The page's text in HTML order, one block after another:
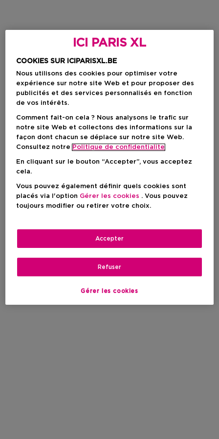
ICI PARIS XL
COOKIES SUR ICIPARISXL.BE
Nous utilisons des cookies pour optimiser votre
expérience sur notre site Web et pour proposer des
publicités et des services personnalisés en fonction
de vos intérêts.
Comment fait-on cela ? Nous analysons le trafic sur
notre site Web et collectons des informations sur la
façon dont chacun se déplace sur notre site Web.
Consultez notre Politique de confidentialite
En cliquant sur le bouton “Accepter”, vous acceptez
cela.
Vous pouvez également définir quels cookies sont
placés via l'option Gérer les cookies . Vous pouvez
toujours modifier ou retirer votre choix.
Gérer les cookies
Refuser
Accepter